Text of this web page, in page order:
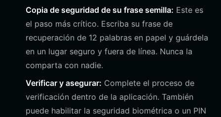
Copia de seguridad de su frase semilla: Este es
el paso más crítico. Escriba su frase de
recuperación de 12 palabras en papel y guárdela
en un lugar seguro y fuera de línea. Nunca la
comparta con nadie.
Verificar y asegurar: Complete el proceso de
verificación dentro de la aplicación. También
puede habilitar la seguridad biométrica o un PIN